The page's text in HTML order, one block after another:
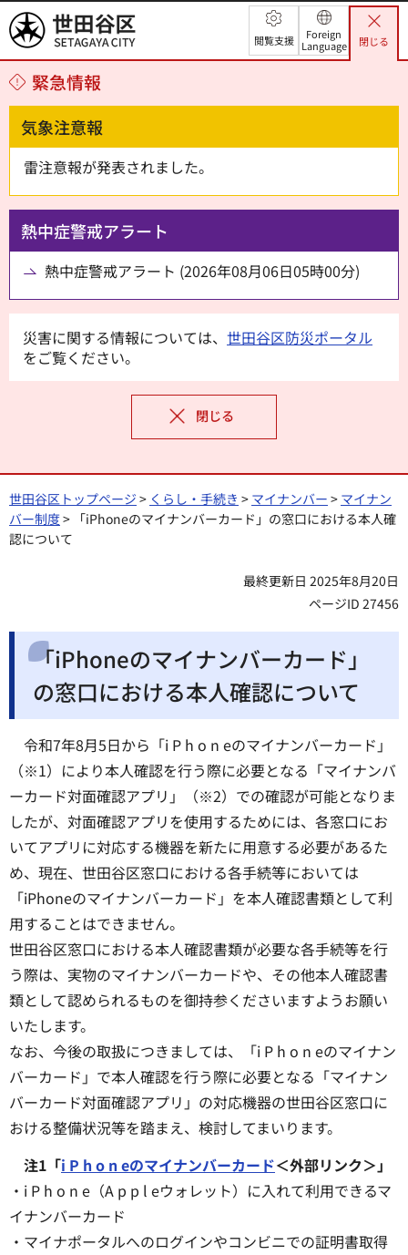
世田谷区 閲覧支援
Foreign
Language
閉じる
緊急情報
気象注意報
雷注意報が発表されました。
熱中症警戒アラート
熱中症警戒アラート (2026年08月06日05時00分)
災害に関する情報については、 世田谷区防災ポータル
をご覧ください。
閉じる
世田谷区トップページ > くらし・手続き > マイナンバー > マイナン
バー制度> 「iPhoneのマイナンバーカード」の窓口における本人確
認について
最終更新日 2025年8月20日
ページID 27456
「iPhoneのマイナンバーカード」
の窓口における本人確認について
令和7年8月5日から「i P h o n eのマイナンバーカード」
（※1）により本人確認を行う際に必要となる「マイナンバ
ーカード対面確認アプリ」（※2）での確認が可能となりま
したが、対面確認アプリを使用するためには、各窓口にお
いてアプリに対応する機器を新たに用意する必要があるた
め、現在、世田谷区窓口における各手続等においては
「iPhoneのマイナンバーカード」を本人確認書類として利
用することはできません。
世田谷区窓口における本人確認書類が必要な各手続等を行
う際は、実物のマイナンバーカードや、その他本人確認書
類として認められるものを御持参くださいますようお願い
いたします。
なお、今後の取扱につきましては、「i P h o n eのマイナン
バーカード」で本人確認を行う際に必要となる「マイナン
バーカード対面確認アプリ」の対応機器の世田谷区窓口に
おける整備状況等を踏まえ、検討してまいります。
注1「i P h o n eのマイナンバーカード＜外部リンク＞」
・i P h o n e（A p p l eウォレット）に入れて利用できるマ
イナンバーカード
・マイナポータルへのログインやコンビニでの証明書取得